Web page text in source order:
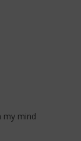
my mind